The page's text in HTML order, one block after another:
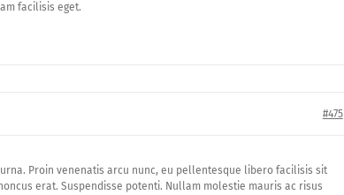
facilisis eget.
#475
Proin venenatis arcu nunc, eu pellentesque libero facilisis sit
erat. Suspendisse potenti. Nullam molestie mauris ac risus